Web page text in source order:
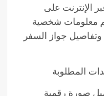
الإنترنت على
معلومات شخصية
جواز السفر
صورة رقمية